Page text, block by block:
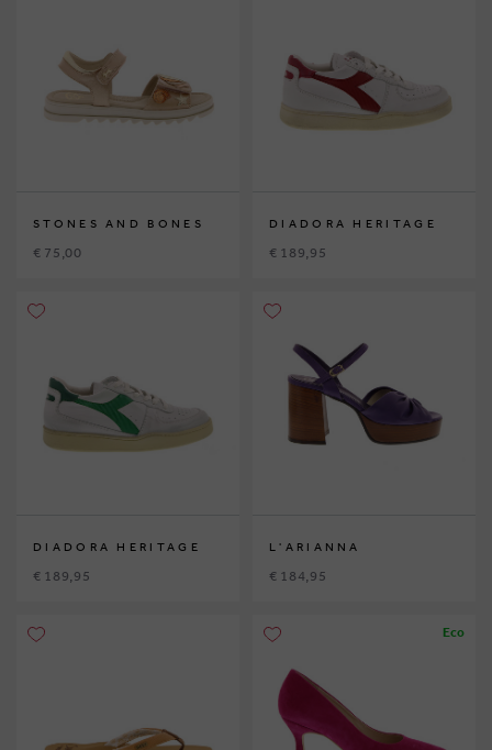
STONES AND BONES
€ 75,00
DIADORA HERITAGE
€ 189,95
DIADORA HERITAGE
€ 189,95
L'ARIANNA
€ 184,95
Eco